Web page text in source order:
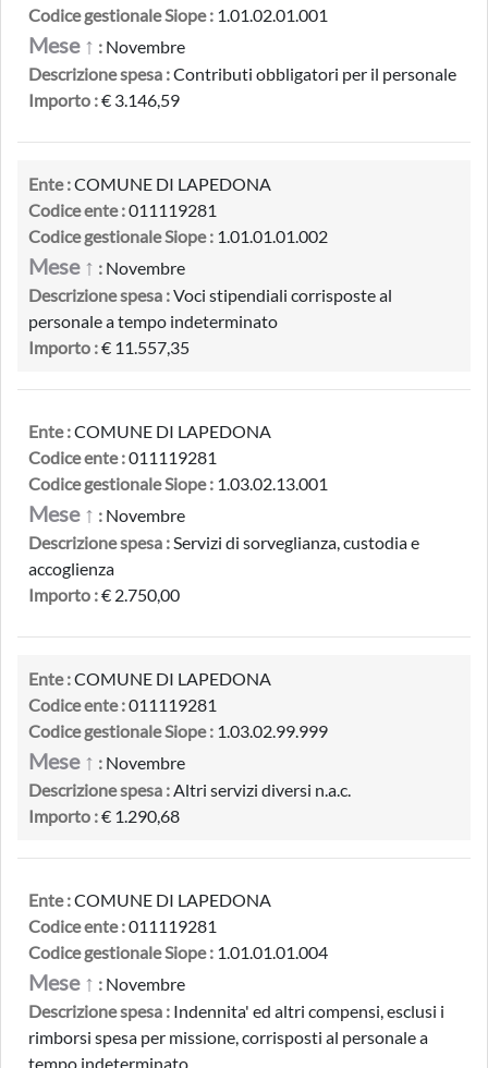
Codice gestionale Siope : 1.01.02.01.001
Mese ↑ : Novembre
Descrizione spesa :Contributi obbligatori per il personale
Importo :€ 3.146,59
Ente :COMUNE DI LAPEDONA
Codice ente :011119281
Codice gestionale Siope : 1.01.01.01.002
Mese ↑ : Novembre
Descrizione spesa :Voci stipendiali corrisposte al
personale a tempo indeterminato
Importo :€ 11.557,35
Ente :COMUNE DI LAPEDONA
Codice ente :011119281
Codice gestionale Siope : 1.03.02.13.001
Mese ↑ : Novembre
Descrizione spesa :Servizi di sorveglianza, custodia e
accoglienza
Importo :€ 2.750,00
Ente :COMUNE DI LAPEDONA
Codice ente :011119281
Codice gestionale Siope : 1.03.02.99.999
Mese ↑ : Novembre
Descrizione spesa :Altri servizi diversi n.a.c.
Importo :€ 1.290,68
Ente :COMUNE DI LAPEDONA
Codice ente :011119281
Codice gestionale Siope : 1.01.01.01.004
Mese ↑ : Novembre
Descrizione spesa : Indennita' ed altri compensi, esclusi i
rimborsi spesa per missione, corrisposti al personale a
tempo indeterminato